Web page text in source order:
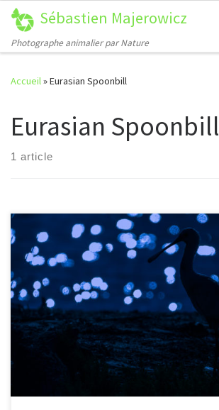
Passer au contenu
Sébastien Majerowicz
Photographe animalier par Nature
Accueil»Eurasian Spoonbill
Eurasian Spoonbill
1 article
[…]